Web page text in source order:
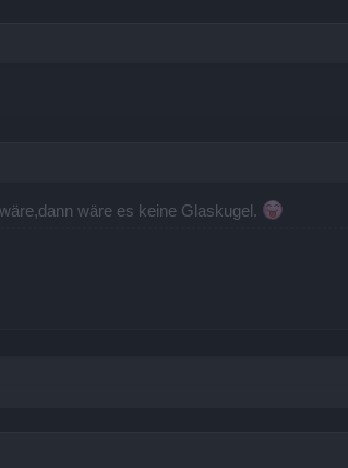
wäre es keine Glaskugel.